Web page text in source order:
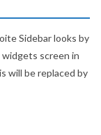
Sidebar looks by
screen in
will be replaced by